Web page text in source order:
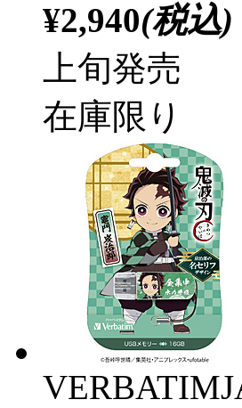
¥2,940(税込)
上旬発売
在庫限り